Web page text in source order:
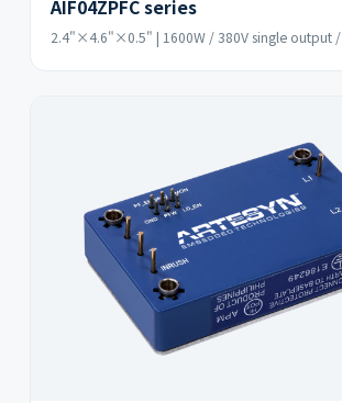
AIF04ZPFC series
2.4"×4.6"×0.5" | 1600W / 380V single output /